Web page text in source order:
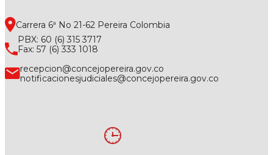
Carrera 6ª No 21-62 Pereira Colombia
PBX: 60 (6) 315 3717
Fax: 57 (6) 333 1018
recepcion@concejopereira.gov.co
notificacionesjudiciales@concejopereira.gov.co